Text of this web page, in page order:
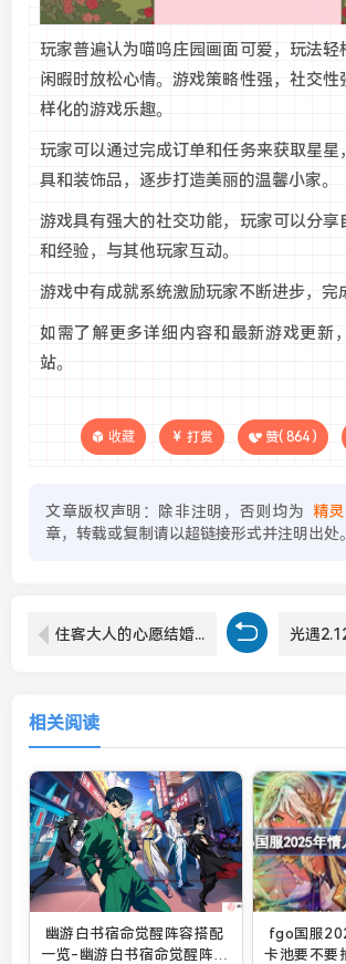
玩家普遍认为喵呜庄园画面可爱，玩法轻
闲暇时放松心情。游戏策略性强，社交性
样化的游戏乐趣‌。
玩家可以通过完成订单和任务来获取星星
具和装饰品，逐步打造美丽的温馨小家‌。
游戏具有强大的社交功能，玩家可以分享
和经验，与其他玩家互动‌。
游戏中有成就系统激励玩家不断进步，完
如需了解更多详细内容和最新游戏更新
站。
收藏 打赏 赞( 864 )
文章版权声明：除非注明，否则均为 精
章，转载或复制请以超链接形式并注明出处。
住客大人的心愿结婚攻略方法-住客大人的心愿结婚攻略怎么做
相关阅读
幽游白书宿命觉醒阵容搭配
一览-幽游白书宿命觉醒阵容
fgo国服
卡池要不